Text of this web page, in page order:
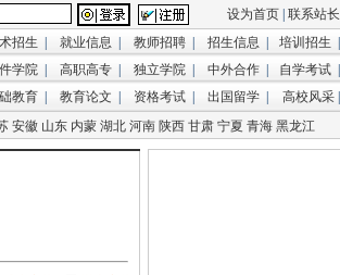
设为首页 联系站长
招生 就业信息 教师招聘 招生信息 培训招生
学院 高职高专 独立学院 中外合作 自学考试
教育 教育论文 资格考试 出国留学 高校风采
安徽 山东 内蒙 湖北 河南 陕西 甘肃 宁夏 青海 黑龙江